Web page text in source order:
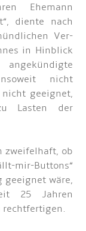
Ehemann
diente nach
Ver-
in Hinblick
nicht
geeignet,
Lasten der
zweifelhaft, ob
mir-Buttons“
wäre,
25 Jahren
rechtfertigen.